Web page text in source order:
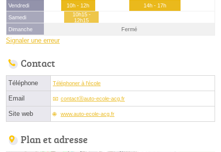
Vendredi
10h - 12h
14h - 17h
Samedi
10h15 -
12h15
Dimanche
Fermé
Signaler une erreur
Contact
Téléphone Téléphoner à l'école
Email contactⓐauto-ecole-acg.fr
Site web www.auto-ecole-acg.fr
Plan et adresse